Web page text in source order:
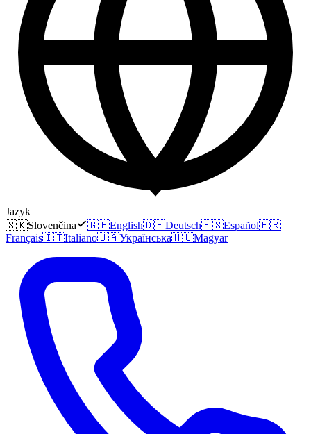
Jazyk
🇸🇰Slovenčina 🇬🇧English🇩🇪Deutsch🇪🇸Español🇫🇷
Français🇮🇹Italiano🇺🇦Українська🇭🇺Magyar